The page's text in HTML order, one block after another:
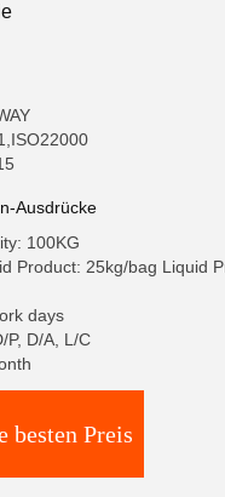
Ausdrücke
100KG
Product: 25kg/bag Liquid
days
P, D/A, L/C
besten Preis